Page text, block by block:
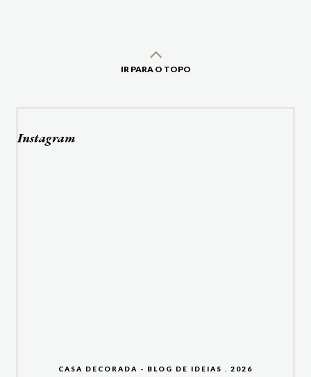
IR PARA O TOPO
Instagram
CASA DECORADA - BLOG DE IDEIAS 2026